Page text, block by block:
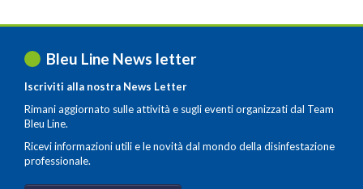
Bleu Line News letter
Iscriviti alla nostra News Letter
Rimani aggiornato sulle attività e sugli eventi organizzati dal Team
Bleu Line.
Ricevi informazioni utili e le novità dal mondo della disinfestazione
professionale.